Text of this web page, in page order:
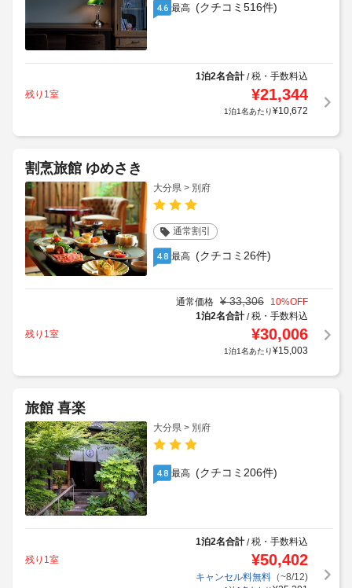
4.6 最高 (クチコミ516件)
1泊2名合計/税・手数料込
残り1室
¥21,344
1泊1名あたり¥10,672
割烹旅館 ゆめさき
大分県 > 別府
通常割引
4.8 最高 (クチコミ26件)
通常価格 ¥ 33,306 10%OFF
1泊2名合計/税・手数料込
残り1室
¥30,006
1泊1名あたり¥15,003
旅館 喜楽
大分県 > 別府
4.8 最高 (クチコミ206件)
1泊2名合計/税・手数料込
残り1室
¥50,402
キャンセル料無料（~8/12)